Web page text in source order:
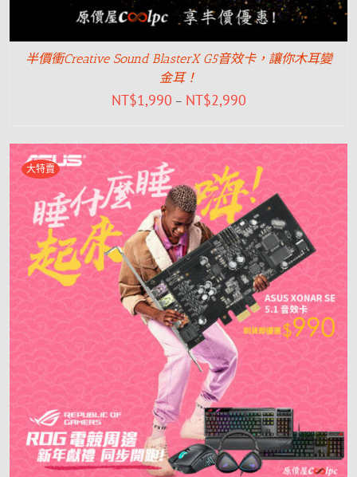
半價衝Creative Sound BlasterX G5音效卡，讓你木耳變
金耳！
NT$1,990 – NT$2,990
大特賣